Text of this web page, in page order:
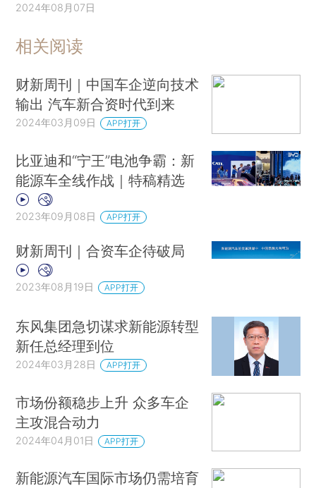
2024年08月07日
相关阅读
财新周刊｜中国车企逆向技术
输出 汽车新合资时代到来
2024年03月09日 APP打开
比亚迪和“宁王”电池争霸：新
能源车全线作战｜特稿精选
2023年09月08日 APP打开
财新周刊｜合资车企待破局
2023年08月19日 APP打开
东风集团急切谋求新能源转型
新任总经理到位
2024年03月28日 APP打开
市场份额稳步上升 众多车企
主攻混合动力
2024年04月01日 APP打开
新能源汽车国际市场仍需培育